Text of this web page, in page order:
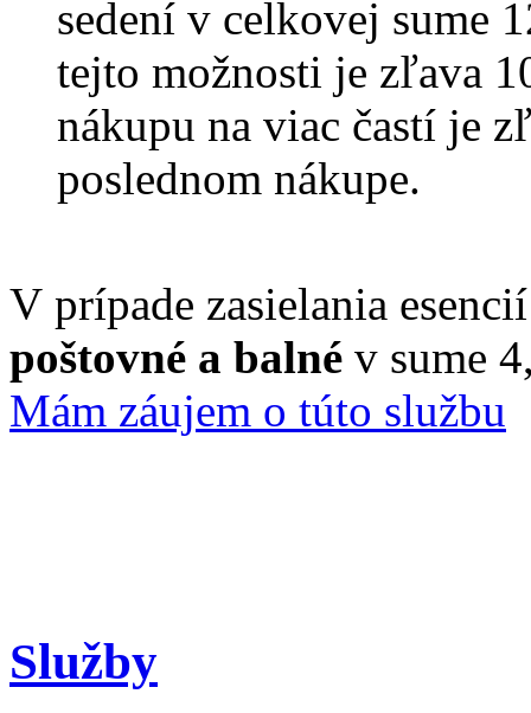
sedení v celkovej sume
tejto možnosti je zľava
nákupu na viac častí je
poslednom nákupe.
V prípade zasielania
poštovné a balné v sume
Mám záujem o túto službu
Služby